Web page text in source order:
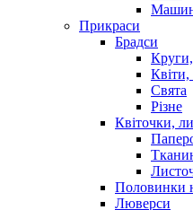
Прикраси
Брадси
Квіти,
Свята
Різне
Квіточки,
Половинки
Люверси